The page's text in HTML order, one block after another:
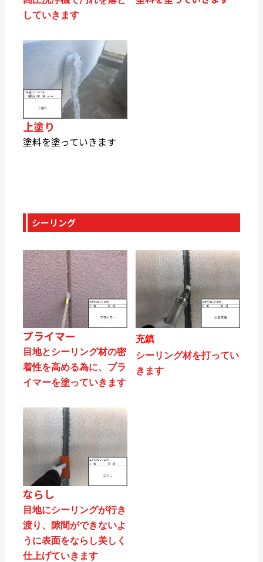
していきます
上塗り
塗料を塗っていきます
シーリング
プライマー
目地とシーリング材の密
着性を高める為に、プラ
イマーを塗っていきます
充鎮
シーリング材を打ってい
きます
ならし
目地にシーリングが行き
渡り、隙間ができないよ
うに表面をならし美しく
仕上げていきます